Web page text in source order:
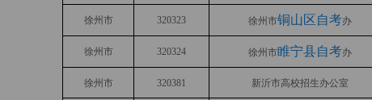
徐州市 320323 徐州市铜山区自考办
徐州市 320324 徐州市睢宁县自考办
徐州市 320381 新沂市高校招生办公室